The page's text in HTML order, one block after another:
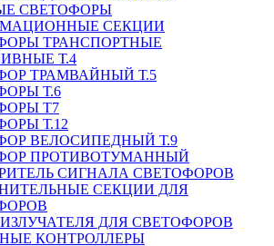
СВЕТОФОРЫ
СЕКЦИИ
ТРАНСПОРТНЫЕ
Т.4
ТРАМВАЙНЫЙ Т.5
Т.6
Т7
Т.12
ВЕЛОСИПЕДНЫЙ Т.9
ПРОТИВОТУМАННЫЙ
СИГНАЛА СВЕТОФОРОВ
СЕКЦИИ ДЛЯ
ДЛЯ СВЕТОФОРОВ
КОНТРОЛЛЕРЫ